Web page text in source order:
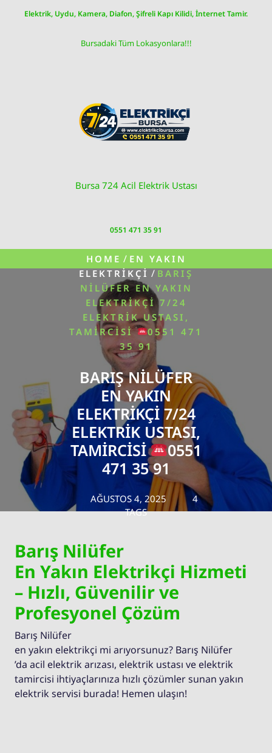
Elektrik, Uydu, Kamera, Diafon, Şifreli Kapı Kilidi, İnternet Tamir.
Bursadaki Tüm Lokasyonlara!!!
Bursa 724 Acil Elektrik Ustası
0551 471 35 91
HOME / EN YAKIN
ELEKTRIKÇI / BARIŞ
NILÜFER EN YAKIN
ELEKTRIKÇI 7/24
ELEKTRIK USTASI,
TAMIRCISI
0551 471
35 91
BARIŞ NILÜFER
EN YAKIN
ELEKTRIKÇI 7/24
ELEKTRIK USTASI,
TAMIRCISI
0551
471 35 91
AĞUSTOS 4, 2025
4
TAGS
Barış Nilüfer
En Yakın Elektrikçi Hizmeti
– Hızlı, Güvenilir ve
Profesyonel Çözüm
Barış Nilüfer
en yakın elektrikçi mi arıyorsunuz? Barış Nilüfer
’da acil elektrik arızası, elektrik ustası ve elektrik
tamircisi ihtiyaçlarınıza hızlı çözümler sunan yakın
elektrik servisi burada! Hemen ulaşın!